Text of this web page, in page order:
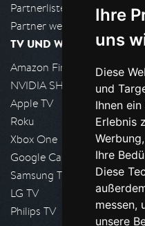
Ihre
uns
Diese
und
Ihnen
Erlebnis
Ihre
Diese
messen,
unsere
Partnerliste
Partner werden
TV UND WOHNZIMMER
Amazon FireTV
NVIDIA SHIELD, Google TV
Apple TV
Roku
Xbox One
Google Cast
Samsung TV
LG TV
Philips TV